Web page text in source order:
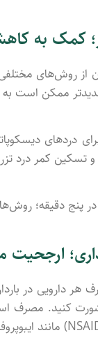
کمک به
روش‌های مختلفی
جدیدتر ممکن است
دردهای
تسکین کمر درد
در پنج دقیقه؛
ارجحیت
دارویی در
کنید. مصرف